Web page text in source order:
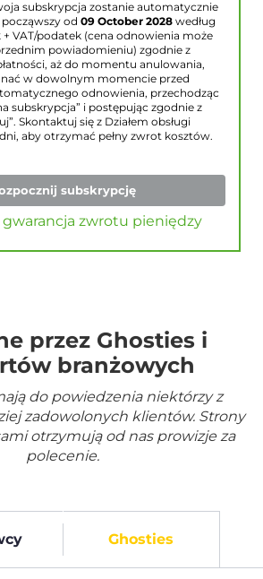
subskrypcja zostanie automatycznie
począwszy od 09 October 2028 według
+ VAT/podatek (cena odnowienia może
powiadomieniu) zgodnie z
aż do momentu anulowania,
w dowolnym momencie przed
odnowienia, przechodząc
subskrypcja” i postępując zgodnie z
Skontaktuj się z Działem obsługi
aby otrzymać pełny zwrot kosztów.
subskrypcję
zwrotu pieniędzy
przez Ghosties i
branżowych
do powiedzenia niektórzy z
zadowolonych klientów. Strony
otrzymują od nas prowizje za
polecenie.
Ghosties